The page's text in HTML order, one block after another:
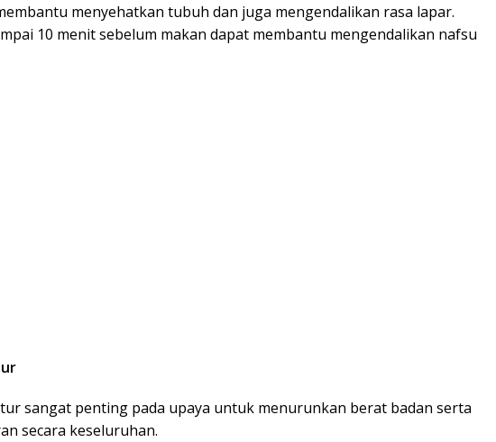
menyehatkan tubuh dan juga mengendalikan rasa lapar.
10 menit sebelum makan dapat membantu mengendalikan nafsu
sangat penting pada upaya untuk menurunkan berat badan serta
secara keseluruhan.​​​​​​​